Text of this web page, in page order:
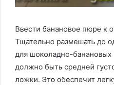
Ввести банановое пюре к
Тщательно размешать до
для шоколадно-банановых
должно быть средней
ложки. Это обеспечит